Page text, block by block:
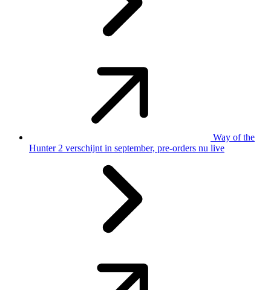
Way of the
Hunter 2 verschijnt in september, pre-orders nu live